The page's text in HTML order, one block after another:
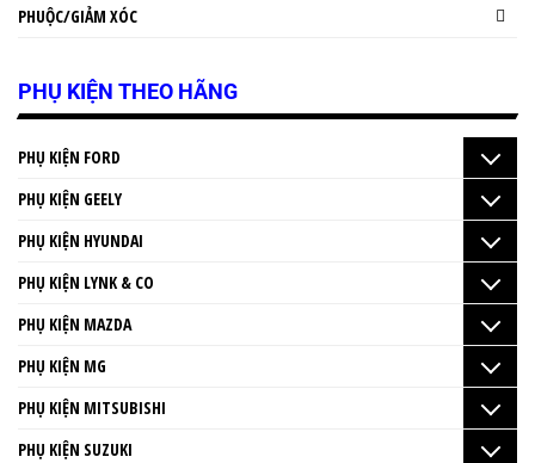
PHUỘC/GIẢM XÓC
PHỤ KIỆN THEO HÃNG
PHỤ KIỆN FORD
PHỤ KIỆN GEELY
PHỤ KIỆN HYUNDAI
PHỤ KIỆN LYNK & CO
PHỤ KIỆN MAZDA
PHỤ KIỆN MG
PHỤ KIỆN MITSUBISHI
PHỤ KIỆN SUZUKI